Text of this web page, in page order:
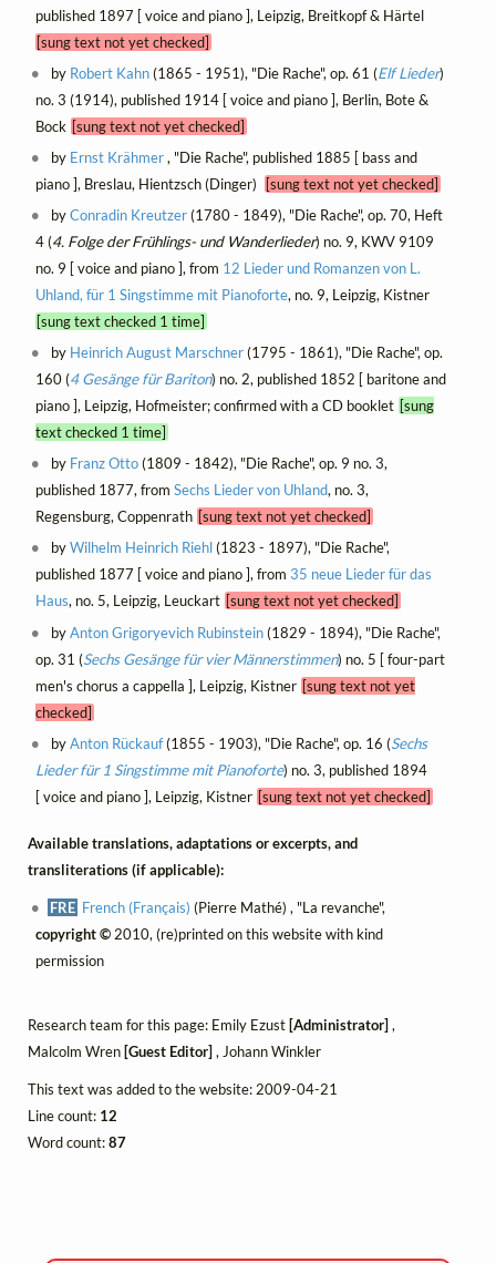
published 1897 [ voice and piano ], Leipzig, Breitkopf & Härtel
[sung text not yet checked]
by Robert Kahn(1865 - 1951), "Die Rache", op. 61 (Elf Lieder)
no. 3 (1914), published 1914 [ voice and piano ], Berlin, Bote &
Bock [sung text not yet checked]
by Ernst Krähmer, "Die Rache", published 1885 [ bass and
piano ], Breslau, Hientzsch (Dinger)
[sung text not yet checked]
byConradin Kreutzer(1780 - 1849), "Die Rache", op. 70, Heft
4 (4. Folge der Frühlings- und Wanderlieder) no. 9, KWV 9109
no. 9 [ voice and piano ], from 12 Lieder und Romanzen von L.
Uhland, für 1 Singstimme mit Pianoforte, no. 9, Leipzig, Kistner
[sung text checked 1 time]
by Heinrich August Marschner(1795 - 1861), "Die Rache", op.
160 (4 Gesänge für Bariton) no. 2, published 1852 [ baritone and
piano ], Leipzig, Hofmeister; confirmed with a CD booklet [sung
text checked 1 time]
by Franz Otto(1809 - 1842), "Die Rache", op. 9 no. 3,
published 1877, from Sechs Lieder von Uhland, no. 3,
Regensburg, Coppenrath [sung text not yet checked]
byWilhelm Heinrich Riehl(1823 - 1897), "Die Rache",
published 1877 [ voice and piano ], from 35 neue Lieder für das
Haus, no. 5, Leipzig, Leuckart [sung text not yet checked]
byAnton Grigoryevich Rubinstein(1829 - 1894), "Die Rache",
op. 31 (Sechs Gesänge für vier Männerstimmen) no. 5 [ four-part
men's chorus a cappella ], Leipzig, Kistner [sung text not yet
checked]
byAnton Rückauf(1855 - 1903), "Die Rache", op. 16 (Sechs
Lieder für 1 Singstimme mit Pianoforte) no. 3, published 1894
[ voice and piano ], Leipzig, Kistner [sung text not yet checked]
Available translations, adaptations or excerpts, and
transliterations (if applicable):
FRE French (Français) (Pierre Mathé) , "La revanche",
copyright ©2010, (re)printed on this website with kind
permission
Research team for this page: Emily Ezust [Administrator] ,
Malcolm Wren [Guest Editor] , Johann Winkler
This text was added to the website: 2009-04-21
Line count: 12
Word count:87